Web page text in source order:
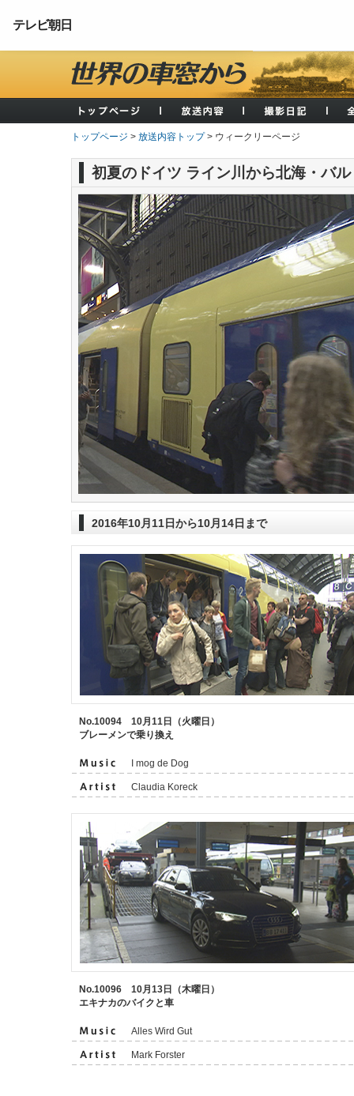
テレビ朝日
トップページ > 放送内容トップ> ウィークリーページ
初夏のドイツ ライン川から北海・バ
2016年10月11日から10月14日まで
No.10094 10月11日（火曜日）
ブレーメンで乗り換え
I mog de Dog
Claudia Koreck
No.10096 10月13日（木曜日）
エキナカのバイクと車
Alles Wird Gut
Mark Forster